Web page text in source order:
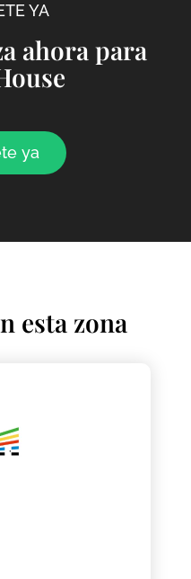
YA
ahora para
ya
esta zona